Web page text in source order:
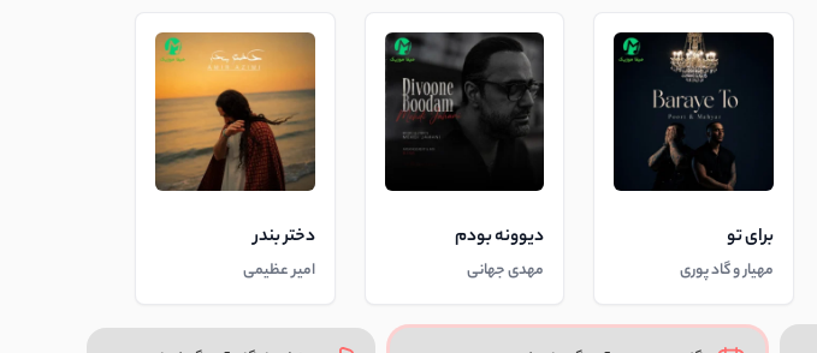
برای تو
مهیار و گاد پوری
دیوونه بودم
مهدی جهانی
دختر بندر
امیر عظیمی